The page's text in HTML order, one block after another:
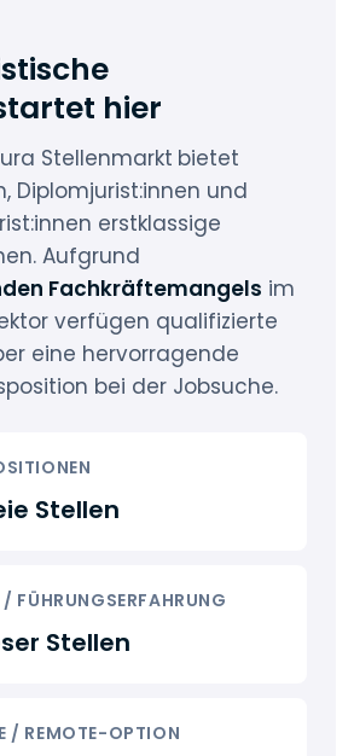
hier
Stellenmarkt bietet
Diplomjurist:innen und
erstklassige
Aufgrund
Fachkräftemangels im
verfügen qualifizierte
eine hervorragende
bei der Jobsuche.
Stellen
FÜHRUNGSERFAHRUNG
Stellen
/ REMOTE-OPTION